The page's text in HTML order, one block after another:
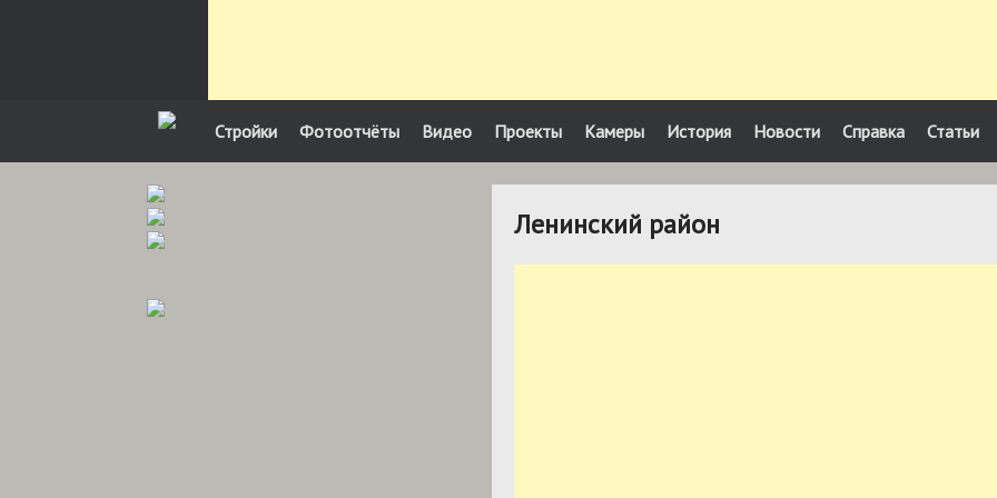
Стройки Фотоотчёты Видео Проекты Камеры История Новости Справка Статьи
Ленинский район